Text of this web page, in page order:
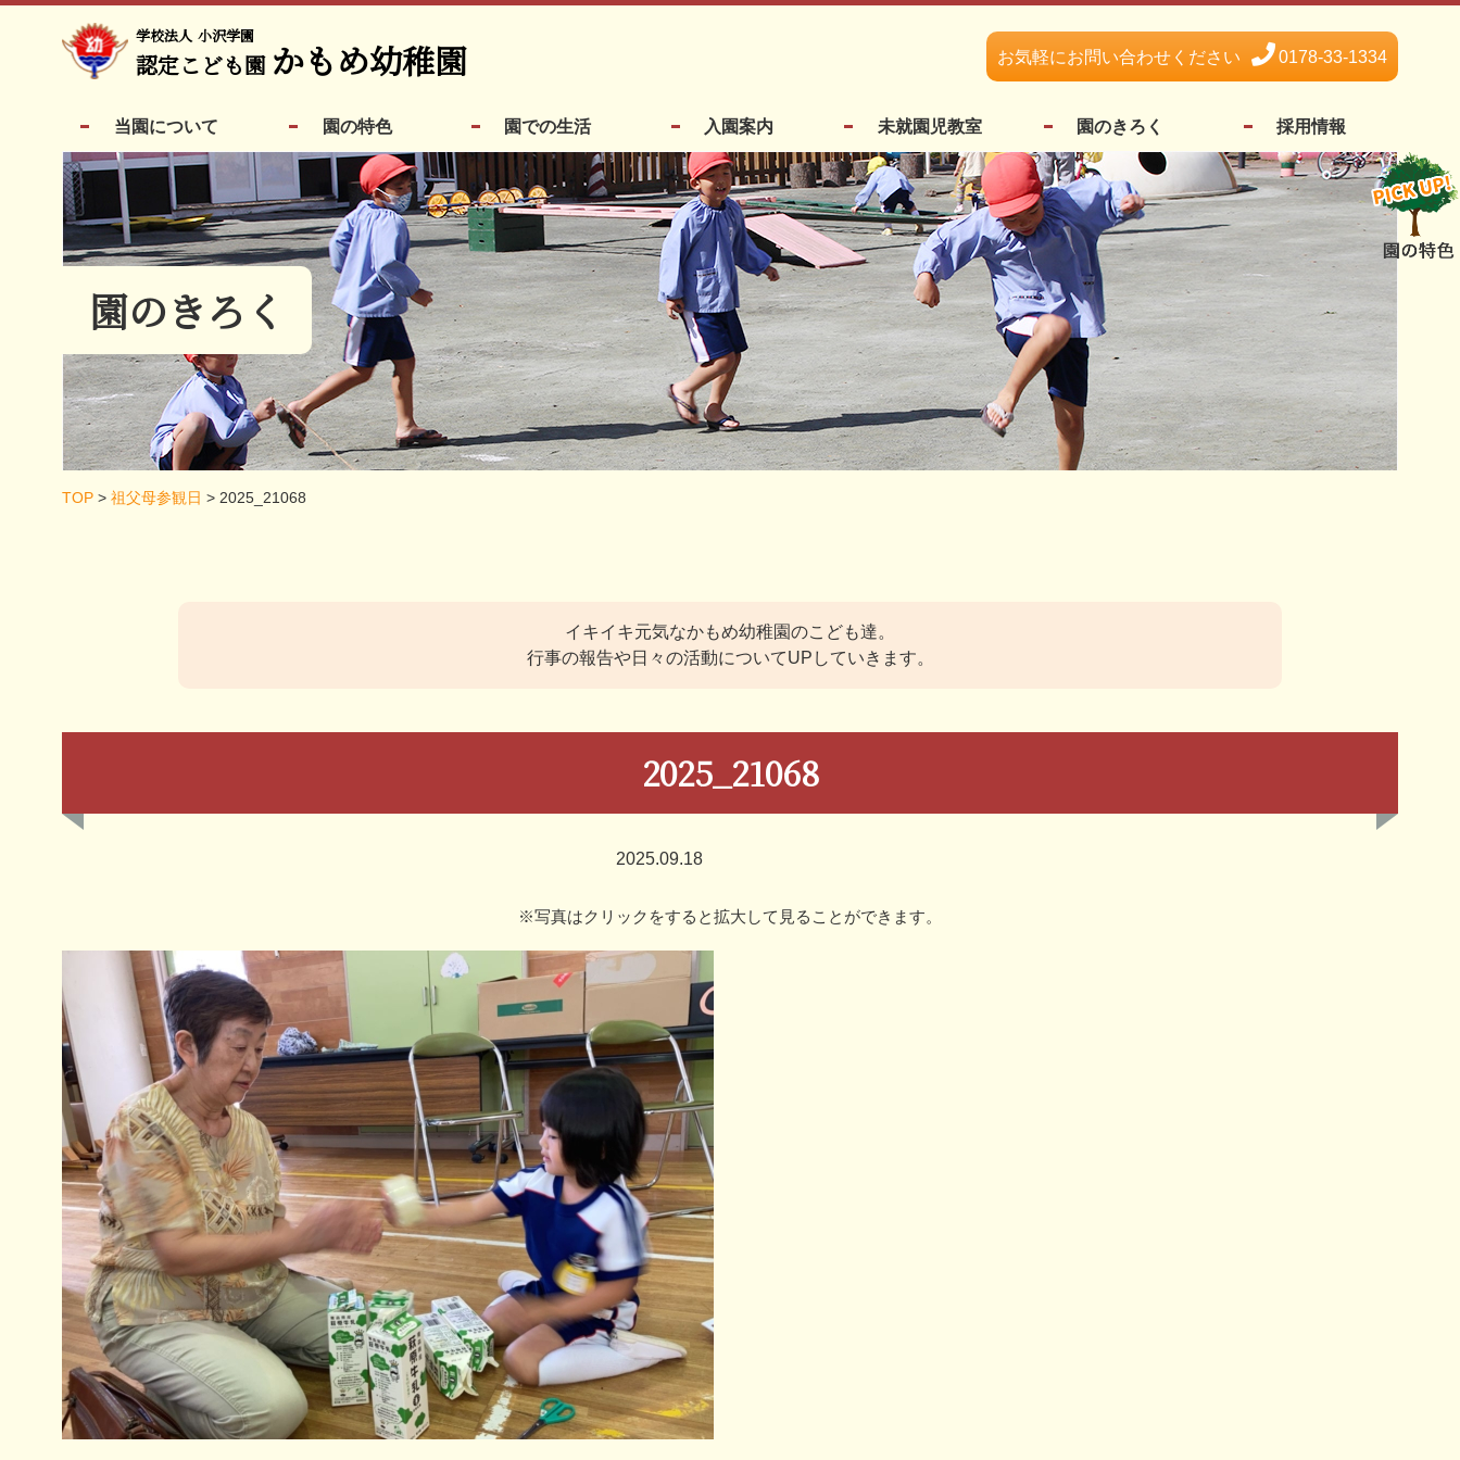
学校法人 小沢学園
認定こども園 かもめ幼稚園 お気軽にお問い合わせください 0178-33-1334
当園について 園の特色 園での生活 入園案内 未就園児教室 園のきろく 採用情報
園のきろく
TOP > 祖父母参観日 > 2025_21068
イキイキ元気なかもめ幼稚園のこども達。
行事の報告や日々の活動についてUPしていきます。
2025_21068
2025.09.18
※写真はクリックをすると拡大して見ることができます。